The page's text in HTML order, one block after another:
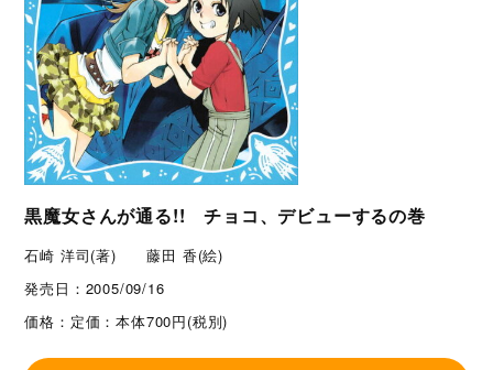
黒魔女さんが通る!! チョコ、デビューするの巻
石崎 洋司(著) 藤田 香(絵)
発売日： 2005/09/16
価格： 定価：本体700円(税別)